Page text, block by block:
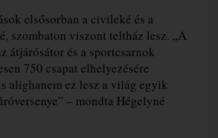
elsősorban a civileké és a
szombaton viszont teltház lesz. „A
átjárósátor és a sportcsarnok
750 csapat elhelyezésére
alighanem ez lesz a világ egyik
– mondta Hégelyné